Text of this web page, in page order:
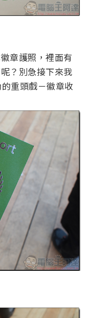
章護照，裡面有
？別急接下來我
重頭戲－徽章收